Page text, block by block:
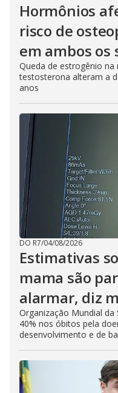
Hormônios
risco de
em ambos os
Queda de estrogênio na
testosterona alteram a
anos
DO R7/04/08/2026
Estimativas
mama são
alarmar, diz
Organização Mundial
40% nos óbitos pela
desenvolvimento e de